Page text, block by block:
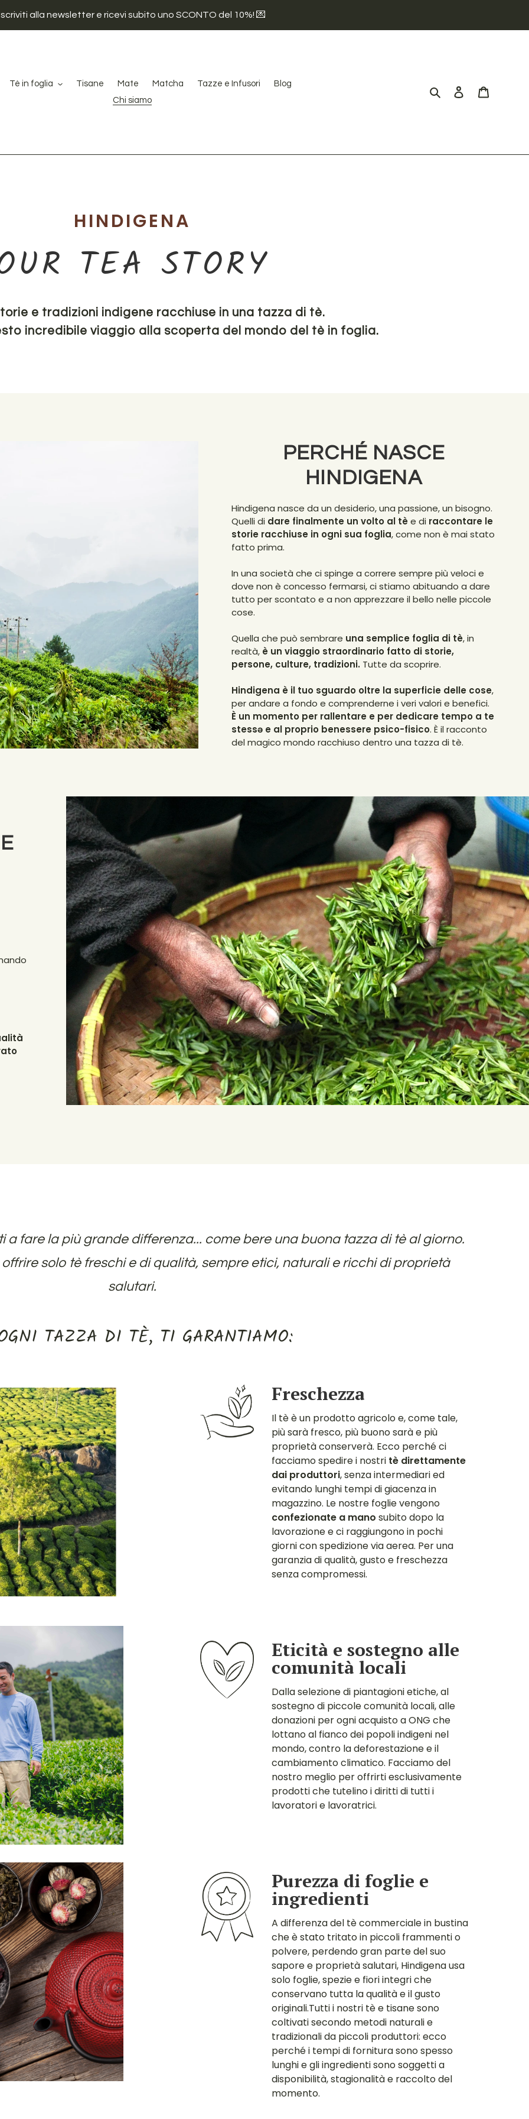
alla newsletter e ricevi subito uno SCONTO del 10%! 💌
Tè in foglia Tisane Mate Matcha Tazze e Infusori
Blog
Chi siamo
Cerca Accedi
HINDIGENA
TEA STORY
e tradizioni indigene racchiuse in una tazza di tè.
incredibile viaggio alla scoperta del mondo del tè in foglia.
PERCHÉ NASCE
HINDIGENA
Hindigena nasce da un desiderio, una passione, un bisogno.
Quelli di dare finalmente un volto al tè e di raccontare le
storie racchiuse in ogni sua foglia, come non è mai stato
fatto prima.
In una società che ci spinge a correre sempre più veloci e
dove non è concesso fermarsi, ci stiamo abituando a dare
tutto per scontato e a non apprezzare il bello nelle piccole
cose.
Quella che può sembrare una semplice foglia di tè, in
realtà, è un viaggio straordinario fatto di storie,
persone, culture, tradizioni. Tutte da scoprire.
Hindigena è il tuo sguardo oltre la superficie delle cose,
per andare a fondo e comprenderne i veri valori e benefici.
È un momento per rallentare e per dedicare tempo a te
stessə e al proprio benessere psico-fisico. È il racconto
del magico mondo racchiuso dentro una tazza di tè.
a fare la più grandedifferenza... come bere una buona tazza di tè al giorno.
solo tè freschi e di qualità, sempre etici, naturali e ricchi di proprietà
salutari.
TAZZA DI TÈ, TI GARANTIAMO:
Freschezza
Il tè è un prodotto agricolo e, come tale,
più sarà fresco, più buono sarà e più
proprietà conserverà. Ecco perché ci
facciamo spedire i nostri tè direttamente
dai produttori, senza intermediari ed
evitando lunghi tempi di giacenza in
magazzino. Le nostre foglie vengono
confezionate a mano subito dopo la
lavorazione e ci raggiungono in pochi
giorni con spedizione via aerea. Per una
garanzia di qualità, gusto e freschezza
senza compromessi.
Eticità e sostegno alle
comunità locali
Dalla selezione di piantagioni etiche, al
sostegno di piccole comunità locali, alle
donazioni per ogni acquisto a ONG che
lottano al fianco dei popoli indigeni nel
mondo, contro la deforestazione e il
cambiamento climatico. Facciamo del
nostro meglio per offrirti esclusivamente
prodotti che tutelino i diritti di tutti i
lavoratori e lavoratrici.
Purezza di foglie e
ingredienti
A differenza del tè commerciale in bustina
che è stato tritato in piccoli frammenti o
polvere, perdendo gran parte del suo
sapore e proprietà salutari, Hindigena usa
solo foglie, spezie e fiori integri che
conservano tutta la qualità e il gusto
originali.Tutti i nostri tè e tisane sono
coltivati secondo metodi naturali e
tradizionali da piccoli produttori: ecco
perché i tempi di fornitura sono spesso
lunghi e gli ingredienti sono soggetti a
disponibilità, stagionalità e raccolto del
momento.